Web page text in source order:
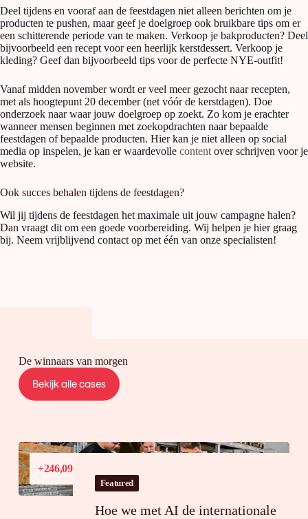
Deel tijdens en vooraf aan de feestdagen niet alleen berichten om je
producten te pushen, maar geef je doelgroep ook bruikbare tips om er
een schitterende periode van te maken. Verkoop je bakproducten? Deel
bijvoorbeeld een recept voor een heerlijk kerstdessert. Verkoop je
kleding? Geef dan bijvoorbeeld tips voor de perfecte NYE-outfit!
Vanaf midden november wordt er veel meer gezocht naar recepten,
met als hoogtepunt 20 december (net vóór de kerstdagen). Doe
onderzoek naar waar jouw doelgroep op zoekt. Zo kom je erachter
wanneer mensen beginnen met zoekopdrachten naar bepaalde
feestdagen of bepaalde producten. Hier kan je niet alleen op social
media op inspelen, je kan er waardevolle content over schrijven voor je
website.
Ook succes behalen tijdens de feestdagen?
Wil jij tijdens de feestdagen het maximale uit jouw campagne halen?
Dan vraagt dit om een goede voorbereiding. Wij helpen je hier graag
bij. Neem vrijblijvend contact op met één van onze specialisten!
De winnaars van morgen
Bekijk alle cases
+246,09%
in Frankrijk
Featured
Hoe we met AI de internationale